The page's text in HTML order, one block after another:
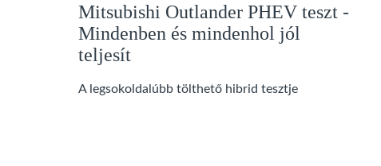
Mitsubishi Outlander PHEV teszt -
Mindenben és mindenhol jól
teljesít
A legsokoldalúbb tölthető hibrid tesztje